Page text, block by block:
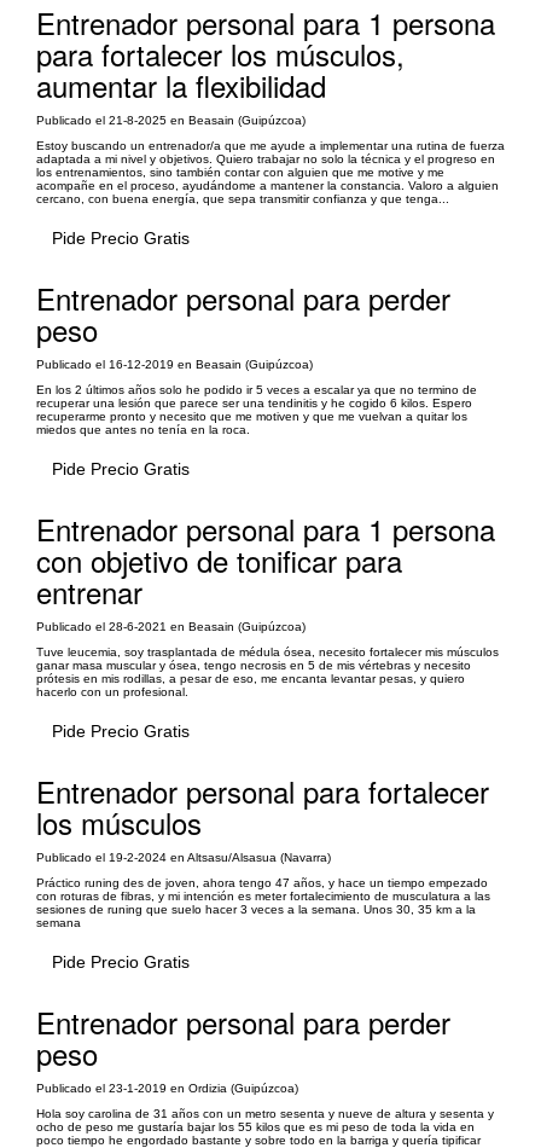
Entrenador personal para 1 persona
para fortalecer los músculos,
aumentar la flexibilidad
Publicado el 21-8-2025 en Beasain (Guipúzcoa)
Estoy buscando un entrenador/a que me ayude a implementar una rutina de fuerza
adaptada a mi nivel y objetivos. Quiero trabajar no solo la técnica y el progreso en
los entrenamientos, sino también contar con alguien que me motive y me
acompañe en el proceso, ayudándome a mantener la constancia. Valoro a alguien
cercano, con buena energía, que sepa transmitir confianza y que tenga...
Pide Precio Gratis
Entrenador personal para perder
peso
Publicado el 16-12-2019 en Beasain (Guipúzcoa)
En los 2 últimos años solo he podido ir 5 veces a escalar ya que no termino de
recuperar una lesión que parece ser una tendinitis y he cogido 6 kilos. Espero
recuperarme pronto y necesito que me motiven y que me vuelvan a quitar los
miedos que antes no tenía en la roca.
Pide Precio Gratis
Entrenador personal para 1 persona
con objetivo de tonificar para
entrenar
Publicado el 28-6-2021 en Beasain (Guipúzcoa)
Tuve leucemia, soy trasplantada de médula ósea, necesito fortalecer mis músculos
ganar masa muscular y ósea, tengo necrosis en 5 de mis vértebras y necesito
prótesis en mis rodillas, a pesar de eso, me encanta levantar pesas, y quiero
hacerlo con un profesional.
Pide Precio Gratis
Entrenador personal para fortalecer
los músculos
Publicado el 19-2-2024 en Altsasu/Alsasua (Navarra)
Práctico runing des de joven, ahora tengo 47 años, y hace un tiempo empezado
con roturas de fibras, y mi intención es meter fortalecimiento de musculatura a las
sesiones de runing que suelo hacer 3 veces a la semana. Unos 30, 35 km a la
semana
Pide Precio Gratis
Entrenador personal para perder
peso
Publicado el 23-1-2019 en Ordizia (Guipúzcoa)
Hola soy carolina de 31 años con un metro sesenta y nueve de altura y sesenta y
ocho de peso me gustaría bajar los 55 kilos que es mi peso de toda la vida en
poco tiempo he engordado bastante y sobre todo en la barriga y quería tipificar